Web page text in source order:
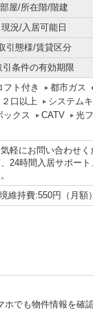
部屋/所在階/階建
現況/入居可能日
引態様/賃貸区分
引条件の有効期限
フト付き 都市ガス
２口以上 システム
ックス CATV 光
軽にお問い合わせ
24時間入居サポート
持費:550円（月額）
でも物件情報を確認